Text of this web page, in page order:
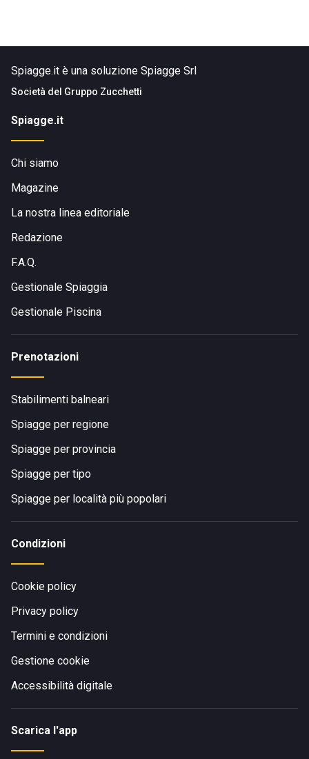
Spiagge.it è una soluzione Spiagge Srl
Società del Gruppo Zucchetti
Spiagge.it
Chi siamo
Magazine
La nostra linea editoriale
Redazione
F.A.Q.
Gestionale Spiaggia
Gestionale Piscina
Prenotazioni
Stabilimenti balneari
Spiagge per regione
Spiagge per provincia
Spiagge per tipo
Spiagge per località più popolari
Condizioni
Cookie policy
Privacy policy
Termini e condizioni
Gestione cookie
Accessibilità digitale
Scarica l'app